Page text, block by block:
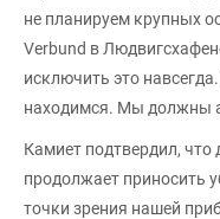
не планируем крупных
Verbund в
исключить это
находимся. Мы должны
Камиет подтвердил, что
продолжает приносить
точки зрения нашей